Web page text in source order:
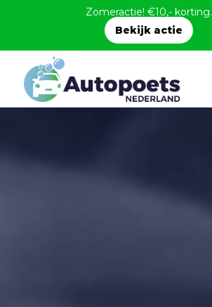
Zomeractie! €10,- korting.
Bekijk actie